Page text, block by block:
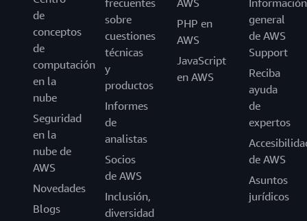
de
conceptos
de
computación
en la
nube
Seguridad
en la
nube de
AWS
Novedades
Blogs
frecuentes
sobre
cuestiones
técnicas
y
productos
Informes
de
analistas
Socios
de AWS
Inclusión,
diversidad
AWS
PHP en
AWS
JavaScript
en AWS
Información
general
de AWS
Support
Reciba
ayuda
de
expertos
de AWS
Asuntos
jurídicos